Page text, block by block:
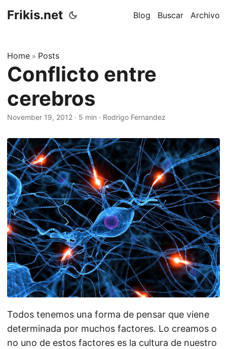
Frikis.net Blog Buscar Archivo
Home » Posts
Conflicto entre
cerebros
November 19, 2012 · 5 min · Rodrigo Fernandez
Todos tenemos una forma de pensar que viene
determinada por muchos factores. Lo creamos o
no uno de estos factores es la cultura de nuestro